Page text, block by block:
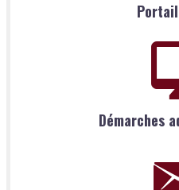
Démarches